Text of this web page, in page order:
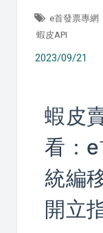
e首發票專網
蝦皮API
2023/09/21
蝦皮
看：
統編
開立